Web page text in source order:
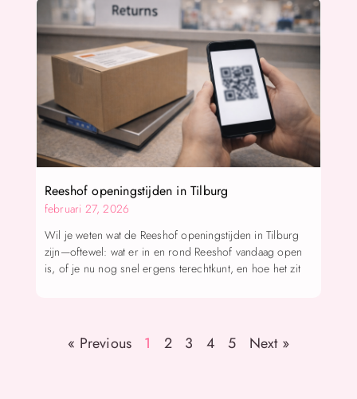
Reeshof openingstijden in Tilburg
februari 27, 2026
Wil je weten wat de Reeshof openingstijden in Tilburg
zijn—oftewel: wat er in en rond Reeshof vandaag open
is, of je nu nog snel ergens terechtkunt, en hoe het zit
« Previous 1 2 3 4 5 Next »